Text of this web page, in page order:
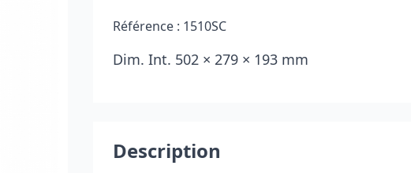
Référence : 1510SC
Dim. Int. 502 × 279 × 193 mm
Description